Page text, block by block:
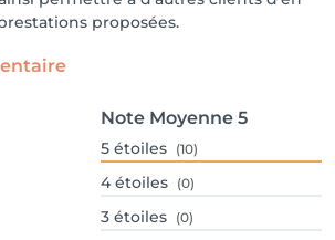
proposées.
Note Moyenne 5
5 étoiles (10)
4 étoiles (0)
3 étoiles (0)